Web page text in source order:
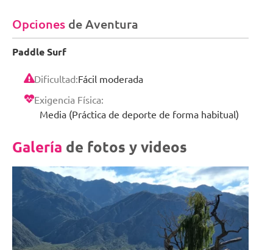
Opciones de Aventura
Paddle Surf
Dificultad:Fácil moderada
Exigencia Física:
Media (Práctica de deporte de forma habitual)
Galería de fotos y videos